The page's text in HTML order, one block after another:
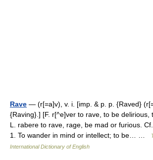
Rave — (r[=a]v), v. i. [imp. & p. p. {Raved}
{Raving}.] [F. r[^e]ver to rave, to be delirious,
L. rabere to rave, rage, be mad or furious.
1. To wander in mind or intellect; to be… …
International Dictionary of English